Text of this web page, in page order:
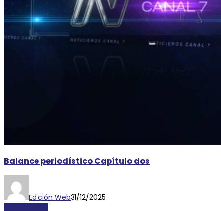
Balance periodístico Capítulo dos
Edición Web31/12/2025